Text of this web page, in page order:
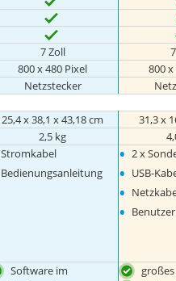
7 Zoll
800 x 480 Pixel 800
Netzstecker
25,4 x 38,1 x 43,18 cm 31,3 x
2,5 kg
Stromkabel
Bedienungsanleitung
• 2 x
• USB-
•
•
Software im